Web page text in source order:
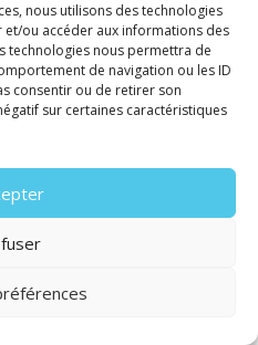
nous utilisons des technologies
ou accéder aux informations des
technologies nous permettra de
de navigation ou les ID
consentir ou de retirer son
sur certaines caractéristiques